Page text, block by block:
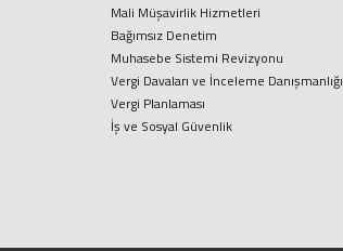
Mali Müşavirlik Hizmetleri
Bağımsız Denetim
Muhasebe Sistemi Revizyonu
Vergi Davaları ve İnceleme Danışmanlığı
Vergi Planlaması
İş ve Sosyal Güvenlik